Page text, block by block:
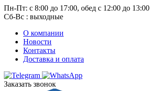
Пн-Пт: с 8:00 до 17:00, обед с 12:00 до 13:00
Сб-Вс : выходные
О компании
Новости
Контакты
Доставка и оплата
Заказать звонок